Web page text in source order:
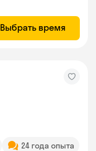
Выбрать время
24 года опыта